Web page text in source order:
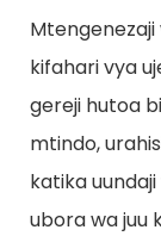
kifahari vya
gereji hutoa
mtindo,
katika
ubora wa juu